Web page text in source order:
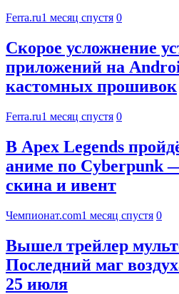
Ferra.ru1 месяц спустя 0
Скорое усложнение
приложений на
кастомных прошивок
Ferra.ru1 месяц спустя 0
В Apex Legends
аниме по Cyberpunk
скина и ивент
Чемпионат.com1 месяц спустя 0
Вышел трейлер
Последний маг
25 июля